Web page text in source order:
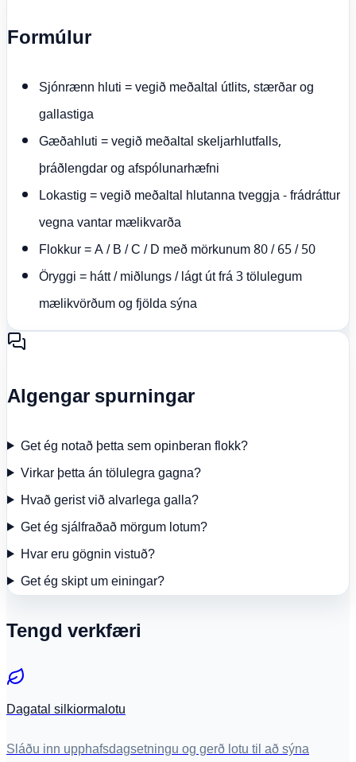
Formúlur
Sjónrænn hluti = vegið meðaltal útlits, stærðar og
gallastiga
Gæðahluti = vegið meðaltal skeljarhlutfalls,
þráðlengdar og afspólunarhæfni
Lokastig = vegið meðaltal hlutanna tveggja - frádráttur
vegna vantar mælikvarða
Flokkur = A / B / C / D með mörkunum 80 / 65 / 50
Öryggi = hátt / miðlungs / lágt út frá 3 tölulegum
mælikvörðum og fjölda sýna
Algengar spurningar
Get ég notað þetta sem opinberan flokk?
Virkar þetta án tölulegra gagna?
Hvað gerist við alvarlega galla?
Get ég sjálfraðað mörgum lotum?
Hvar eru gögnin vistuð?
Get ég skipt um einingar?
Tengd verkfæri
Dagatal silkiormalotu
Sláðu inn upphafsdagsetningu og gerð lotu til að sýna